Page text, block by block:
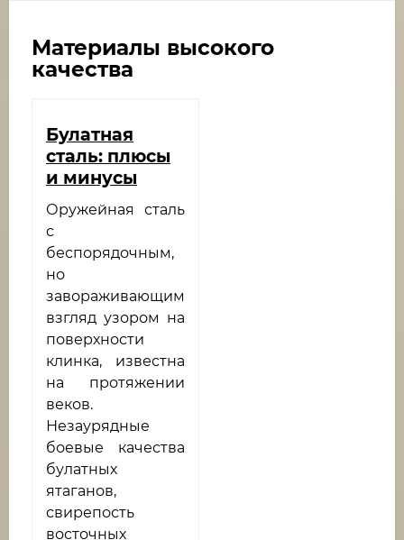
Материалы высокого
качества
Булатная
сталь: плюсы
и минусы
Оружейная сталь
с
беспорядочным,
но
завораживающим
взгляд узором на
поверхности
клинка, известна
на протяжении
веков.
Незаурядные
боевые качества
булатных
ятаганов,
свирепость
восточных